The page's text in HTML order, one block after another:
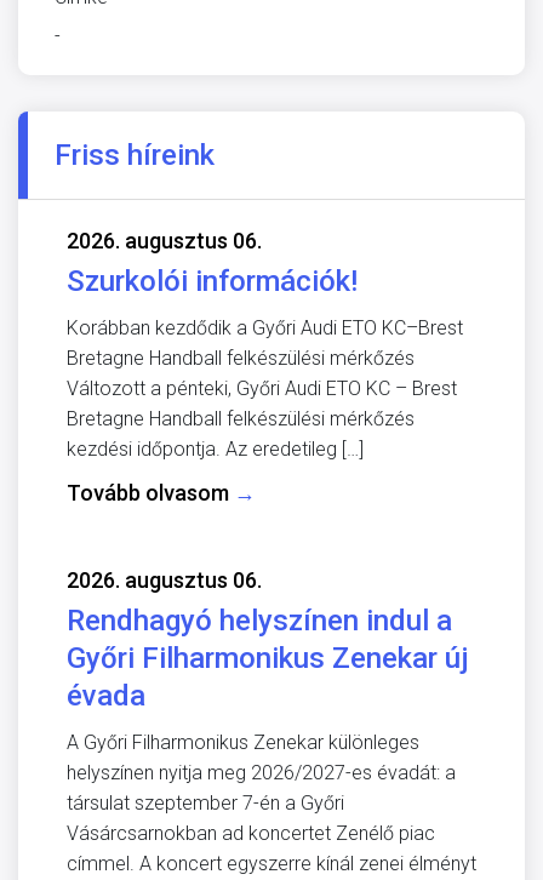
-
Friss híreink
2026. augusztus 06.
Szurkolói információk!
Korábban kezdődik a Győri Audi ETO KC–Brest
Bretagne Handball felkészülési mérkőzés
Változott a pénteki, Győri Audi ETO KC – Brest
Bretagne Handball felkészülési mérkőzés
kezdési időpontja. Az eredetileg […]
Tovább olvasom →
2026. augusztus 06.
Rendhagyó helyszínen indul a
Győri Filharmonikus Zenekar új
évada
A Győri Filharmonikus Zenekar különleges
helyszínen nyitja meg 2026/2027-es évadát: a
társulat szeptember 7-én a Győri
Vásárcsarnokban ad koncertet Zenélő piac
címmel. A koncert egyszerre kínál zenei élményt